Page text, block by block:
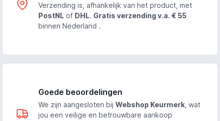
Verzending is, afhankelijk van het product, met
PostNL of DHL. Gratis verzending v.a. € 55
binnen Nederland .
Goede beoordelingen
We zijn aangesloten bij Webshop Keurmerk, wat
jou een veilige en betrouwbare aankoop